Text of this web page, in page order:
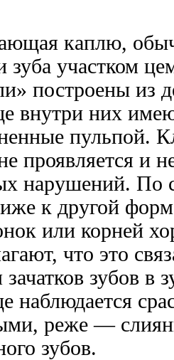
каплю,
зуба участком
построены из
внутри них
пульпой.
проявляется и
нарушений. По
к другой
или корней
что это
зубов в
наблюдается
реже —
зубов.